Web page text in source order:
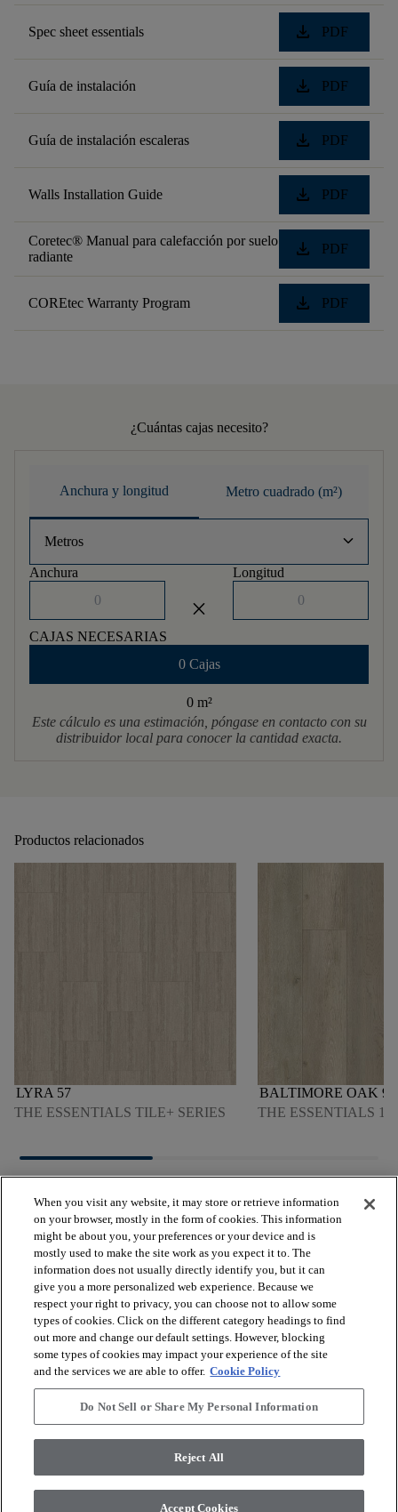
Spec sheet essentials download PDF
Guía de instalación download PDF
Guía de instalación escaleras download PDF
Walls Installation Guide download PDF
Coretec® Manual para calefacción por suelo
radiante
download PDF
COREtec Warranty Program download PDF
¿Cuántas cajas necesito?
Anchura y longitud Metro cuadrado (m²)
Metros keyboard_arrow_down
Anchura
close
Longitud
CAJAS NECESARIAS
0 Cajas
0 m²
Este cálculo es una estimación, póngase en contacto con su
distribuidor local para conocer la cantidad exacta.
Productos relacionados
LYRA 57
THE ESSENTIALS TILE+ SERIES
BALTIMORE OAK 95
THE ESSENTIALS
VER LOS PRODUCTOS
HERRAMIENTAS ÚTILES
QUIÉNES SOMOS arrow_forward_ios
When you visit any website, it may store or retrieve information
on your browser, mostly in the form of cookies. This information
might be about you, your preferences or your device and is
mostly used to make the site work as you expect it to. The
information does not usually directly identify you, but it can
give you a more personalized web experience. Because we
respect your right to privacy, you can choose not to allow some
types of cookies. Click on the different category headings to find
out more and change our default settings. However, blocking
some types of cookies may impact your experience of the site
and the services we are able to offer. Cookie Policy
Do Not Sell or Share My Personal Information
Reject All
Accept Cookies